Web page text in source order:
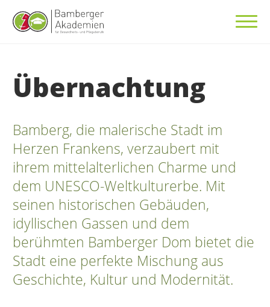
Übernachtung
Bamberg, die malerische Stadt im
Herzen Frankens, verzaubert mit
ihrem mittelalterlichen Charme und
dem UNESCO-Weltkulturerbe. Mit
seinen historischen Gebäuden,
idyllischen Gassen und dem
berühmten Bamberger Dom bietet die
Stadt eine perfekte Mischung aus
Geschichte, Kultur und Modernität.